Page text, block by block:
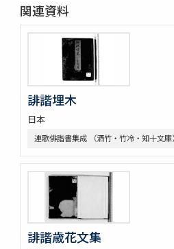
関連資料
誹諧埋木
日本
連歌俳諧書集成 （洒竹・竹冷・知十文
誹諧歳花文集